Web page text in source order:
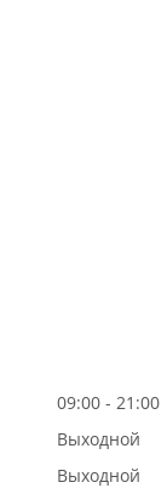
09:00 - 21:00
Выходной
Выходной